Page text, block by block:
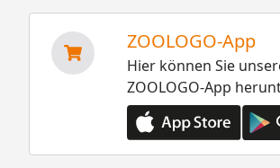
ZOOLOGO-App
Hier können Sie
ZOOLOGO-App